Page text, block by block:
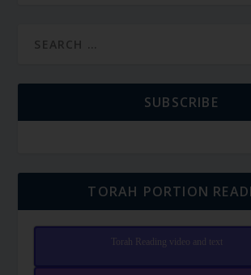
SUBSCRIBE
TORAH PORTION
Torah Reading video and text